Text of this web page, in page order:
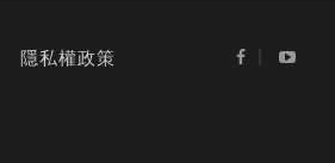
隱私權政策